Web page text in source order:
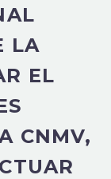
LA
EL
CNMV,